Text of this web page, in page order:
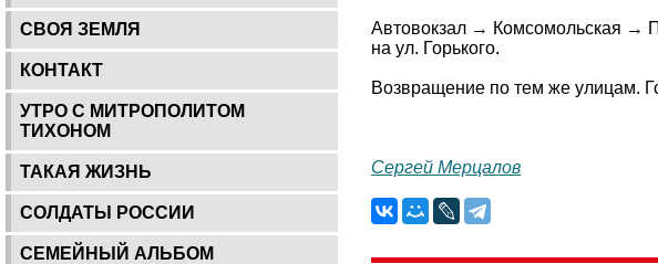
СВОЯ ЗЕМЛЯ
КОНТАКТ
УТРО С МИТРОПОЛИТОМ
ТИХОНОМ
ТАКАЯ ЖИЗНЬ
СОЛДАТЫ РОССИИ
СЕМЕЙНЫЙ АЛЬБОМ
Автовокзал → Комсомольская →
на ул. Горького.
Возвращение по тем же улицам.
Сергей Мерцалов